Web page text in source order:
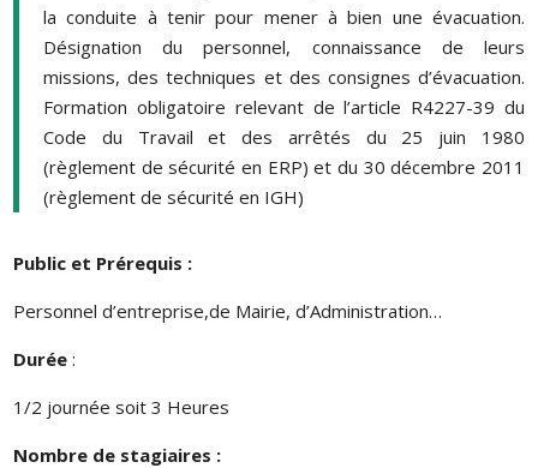
la conduite à tenir pour mener à bien une évacuation.
Désignation du personnel, connaissance de leurs
missions, des techniques et des consignes d’évacuation.
Formation obligatoire relevant de l’article R4227-39 du
Code du Travail et des arrêtés du 25 juin 1980
(règlement de sécurité en ERP) et du 30 décembre 2011
(règlement de sécurité en IGH)
Public et Prérequis :
Personnel d’entreprise,de Mairie, d’Administration…
Durée :
1/2 journée soit 3 Heures
Nombre de stagiaires :